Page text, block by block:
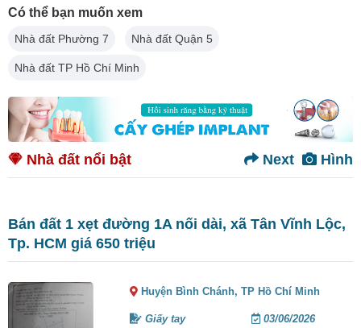
Có thể bạn muốn xem
Nhà đất Phường 7 Nhà đất Quận 5
Nhà đất TP Hồ Chí Minh
Nhà đất nổi bật Hình
Next
Bán đất 1 xẹt đường 1A nối dài, xã Tân Vĩnh Lộc,
Tp. HCM giá 650 triệu
Huyện Bình Chánh,TP Hồ Chí Minh
Giấy tay 03/06/2026